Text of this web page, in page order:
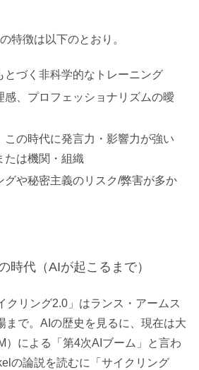
特徴は以下のとおり。
とづく非科学的なトレーニング
感、プロフェッショナリズムの曖
この時代に発言力・影響力が強い
たは機関・組織
グや秘密主義のリスク/弊害が多か
時代（AIが起こるまで）
クリング2.0」はランス・アームス
まで。AIの歴史を見るに、現在は大
）による「第4次AIブーム」と言わ
の論説を読むに「サイクリング